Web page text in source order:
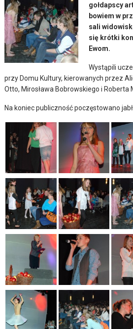
gołdapscy
bowiem w
sali
się krótki
Ewom.
Wystąpili
przy Domu Kultury, kierowanych przez
Otto, Mirosława Bobrowskiego i Roberta
Na koniec publiczność poczęstowano